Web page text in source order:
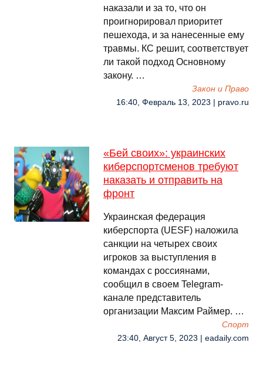
наказали и за то, что он
проигнорировал приоритет
пешехода, и за нанесенные ему
травмы. КС решит, соответствует
ли такой подход Основному
закону. …
Закон и Право
16:40, Февраль 13, 2023 | pravo.ru
«Бей своих»: украинских
киберспортсменов требуют
наказать и отправить на
фронт
Украинская федерация
киберспорта (UESF) наложила
санкции на четырех своих
игроков за выступления в
командах с россиянами,
сообщил в своем Telegram-
канале представитель
организации Максим Раймер. …
Спорт
23:40, Август 5, 2023 | eadaily.com